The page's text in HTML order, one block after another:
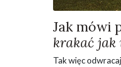
Jak mówi
krakać jak
Tak więc